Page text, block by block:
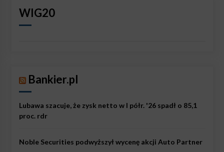
WIG20
Bankier.pl
Lubawa szacuje, że zysk netto w I półr. '26 spadł o 85,1
proc. rdr
Noble Securities podwyższył wycenę akcji Auto Partner